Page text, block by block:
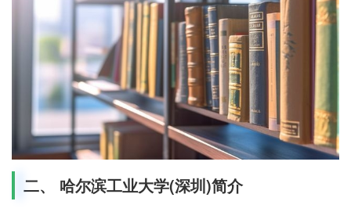
二、 哈尔滨工业大学(深圳)简介